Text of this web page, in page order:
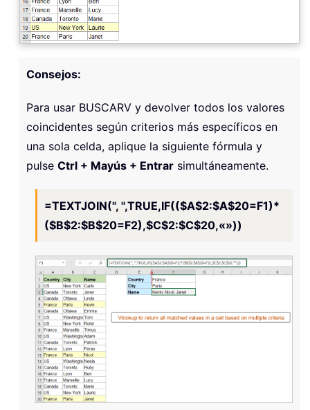
Consejos:
Para usar BUSCARV y devolver todos los valores
coincidentes según criterios más específicos en
una sola celda, aplique la siguiente fórmula y
pulse Ctrl + Mayús + Entrar simultáneamente.
=TEXTJOIN(", ",TRUE,IF(($A$2:$A$20=F1)*
($B$2:$B$20=F2),$C$2:$C$20,«»))